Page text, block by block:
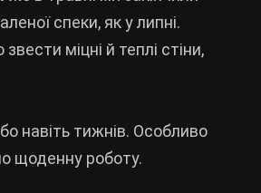
спеки, як у липні.
міцні й теплі стіни,
навіть тижнів. Особливо
щоденну роботу.